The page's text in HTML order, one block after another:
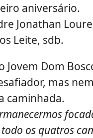
aniversário.
Jonathan
Leite, sdb.
Jovem Dom
mas
caminhada.
os quatros